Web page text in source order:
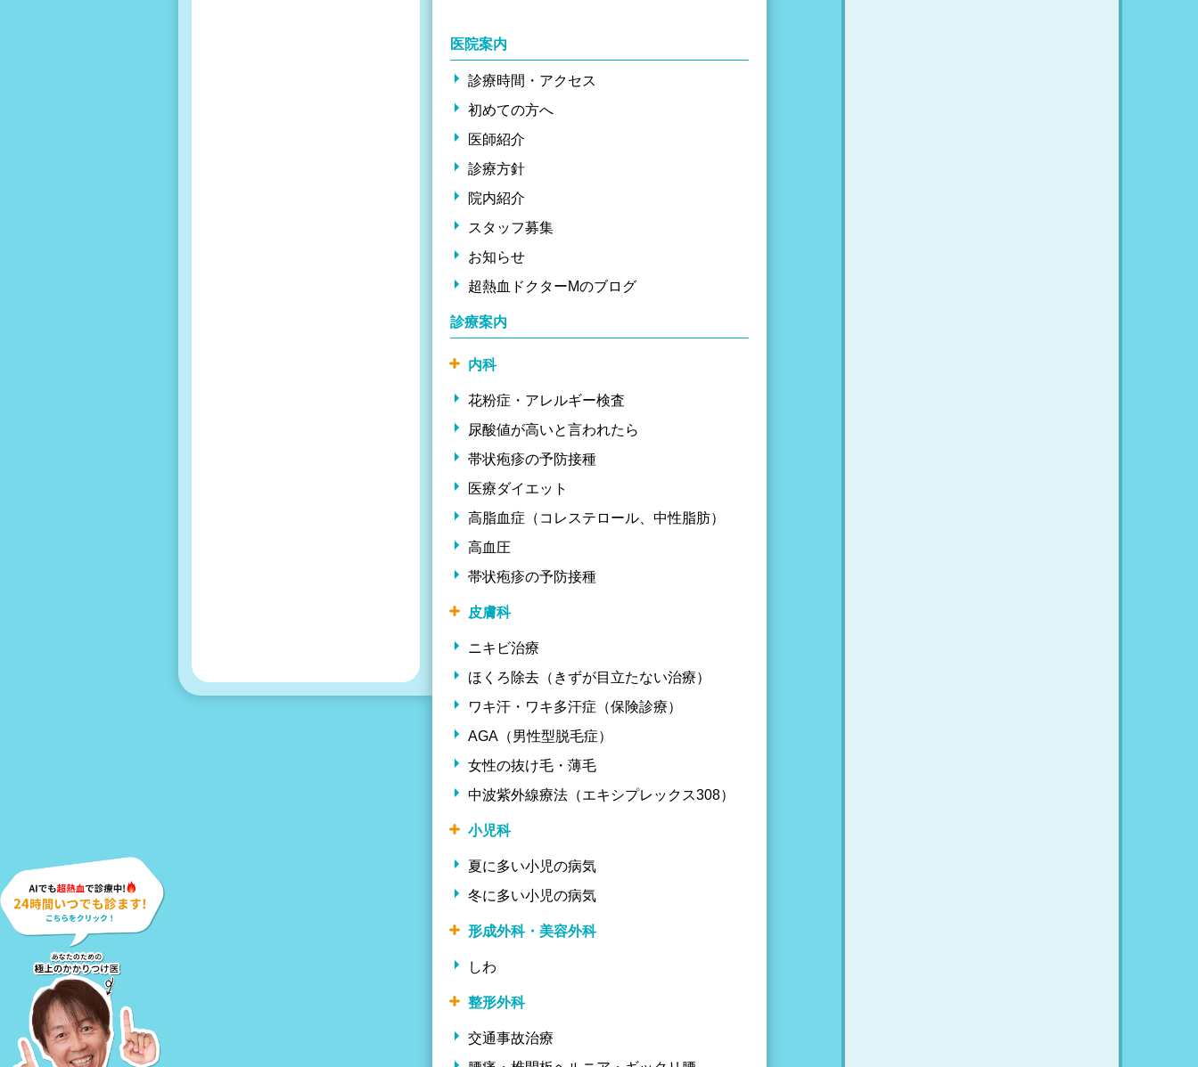
医院案内
診療時間・アクセス
初めての方へ
医師紹介
診療方針
院内紹介
スタッフ募集
お知らせ
超熱血ドクターMのブログ
診療案内
内科
花粉症・アレルギー検査
尿酸値が高いと言われたら
帯状疱疹の予防接種
医療ダイエット
高脂血症（コレステロール、中性脂肪）
高血圧
帯状疱疹の予防接種
皮膚科
ニキビ治療
ほくろ除去（きずが目立たない治療）
ワキ汗・ワキ多汗症（保険診療）
AGA（男性型脱毛症）
女性の抜け毛・薄毛
中波紫外線療法（エキシプレックス308）
小児科
夏に多い小児の病気
冬に多い小児の病気
形成外科・美容外科
しわ
整形外科
交通事故治療